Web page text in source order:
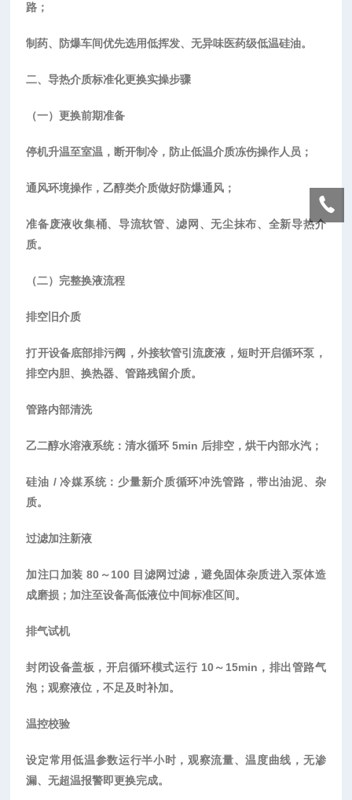
路；
制药、防爆车间优先选用低挥发、无异味医药级低温硅油。
二、导热介质标准化更换实操步骤
（一）更换前期准备
停机升温至室温，断开制冷，防止低温介质冻伤操作人员；
通风环境操作，乙醇类介质做好防爆通风；
准备废液收集桶、导流软管、滤网、无尘抹布、全新导热介
质。
（二）完整换液流程
排空旧介质
打开设备底部排污阀，外接软管引流废液，短时开启循环泵，
排空内胆、换热器、管路残留介质。
管路内部清洗
乙二醇水溶液系统：清水循环 5min 后排空，烘干内部水汽；
硅油 / 冷媒系统：少量新介质循环冲洗管路，带出油泥、杂
质。
过滤加注新液
加注口加装 80～100 目滤网过滤，避免固体杂质进入泵体造
成磨损；加注至设备高低液位中间标准区间。
排气试机
封闭设备盖板，开启循环模式运行 10～15min，排出管路气
泡；观察液位，不足及时补加。
温控校验
设定常用低温参数运行半小时，观察流量、温度曲线，无渗
漏、无超温报警即更换完成。